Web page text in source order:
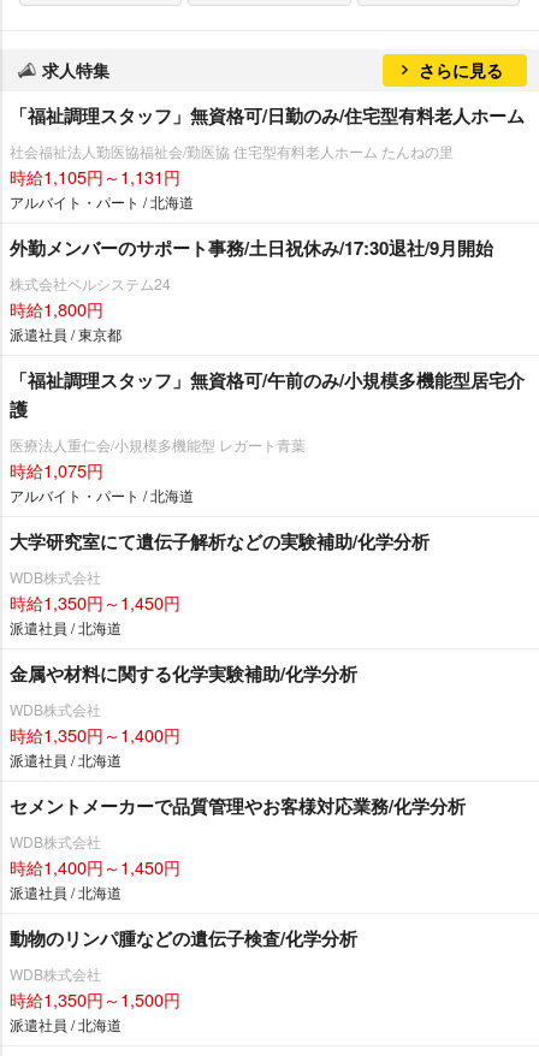
求人特集 さらに見る
「福祉調理スタッフ」無資格可/日勤のみ/住宅型有料老人ホーム
社会福祉法人勤医協福祉会/勤医協 住宅型有料老人ホーム たんねの里
時給1,105円～1,131円
アルバイト・パート / 北海道
外勤メンバーのサポート事務/土日祝休み/17:30退社/9月開始
株式会社ベルシステム24
時給1,800円
派遣社員 / 東京都
「福祉調理スタッフ」無資格可/午前のみ/小規模多機能型居宅介
護
医療法人重仁会/小規模多機能型 レガート青葉
時給1,075円
アルバイト・パート / 北海道
大学研究室にて遺伝子解析などの実験補助/化学分析
WDB株式会社
時給1,350円～1,450円
派遣社員 / 北海道
金属や材料に関する化学実験補助/化学分析
WDB株式会社
時給1,350円～1,400円
派遣社員 / 北海道
セメントメーカーで品質管理やお客様対応業務/化学分析
WDB株式会社
時給1,400円～1,450円
派遣社員 / 北海道
動物のリンパ腫などの遺伝子検査/化学分析
WDB株式会社
時給1,350円～1,500円
派遣社員 / 北海道